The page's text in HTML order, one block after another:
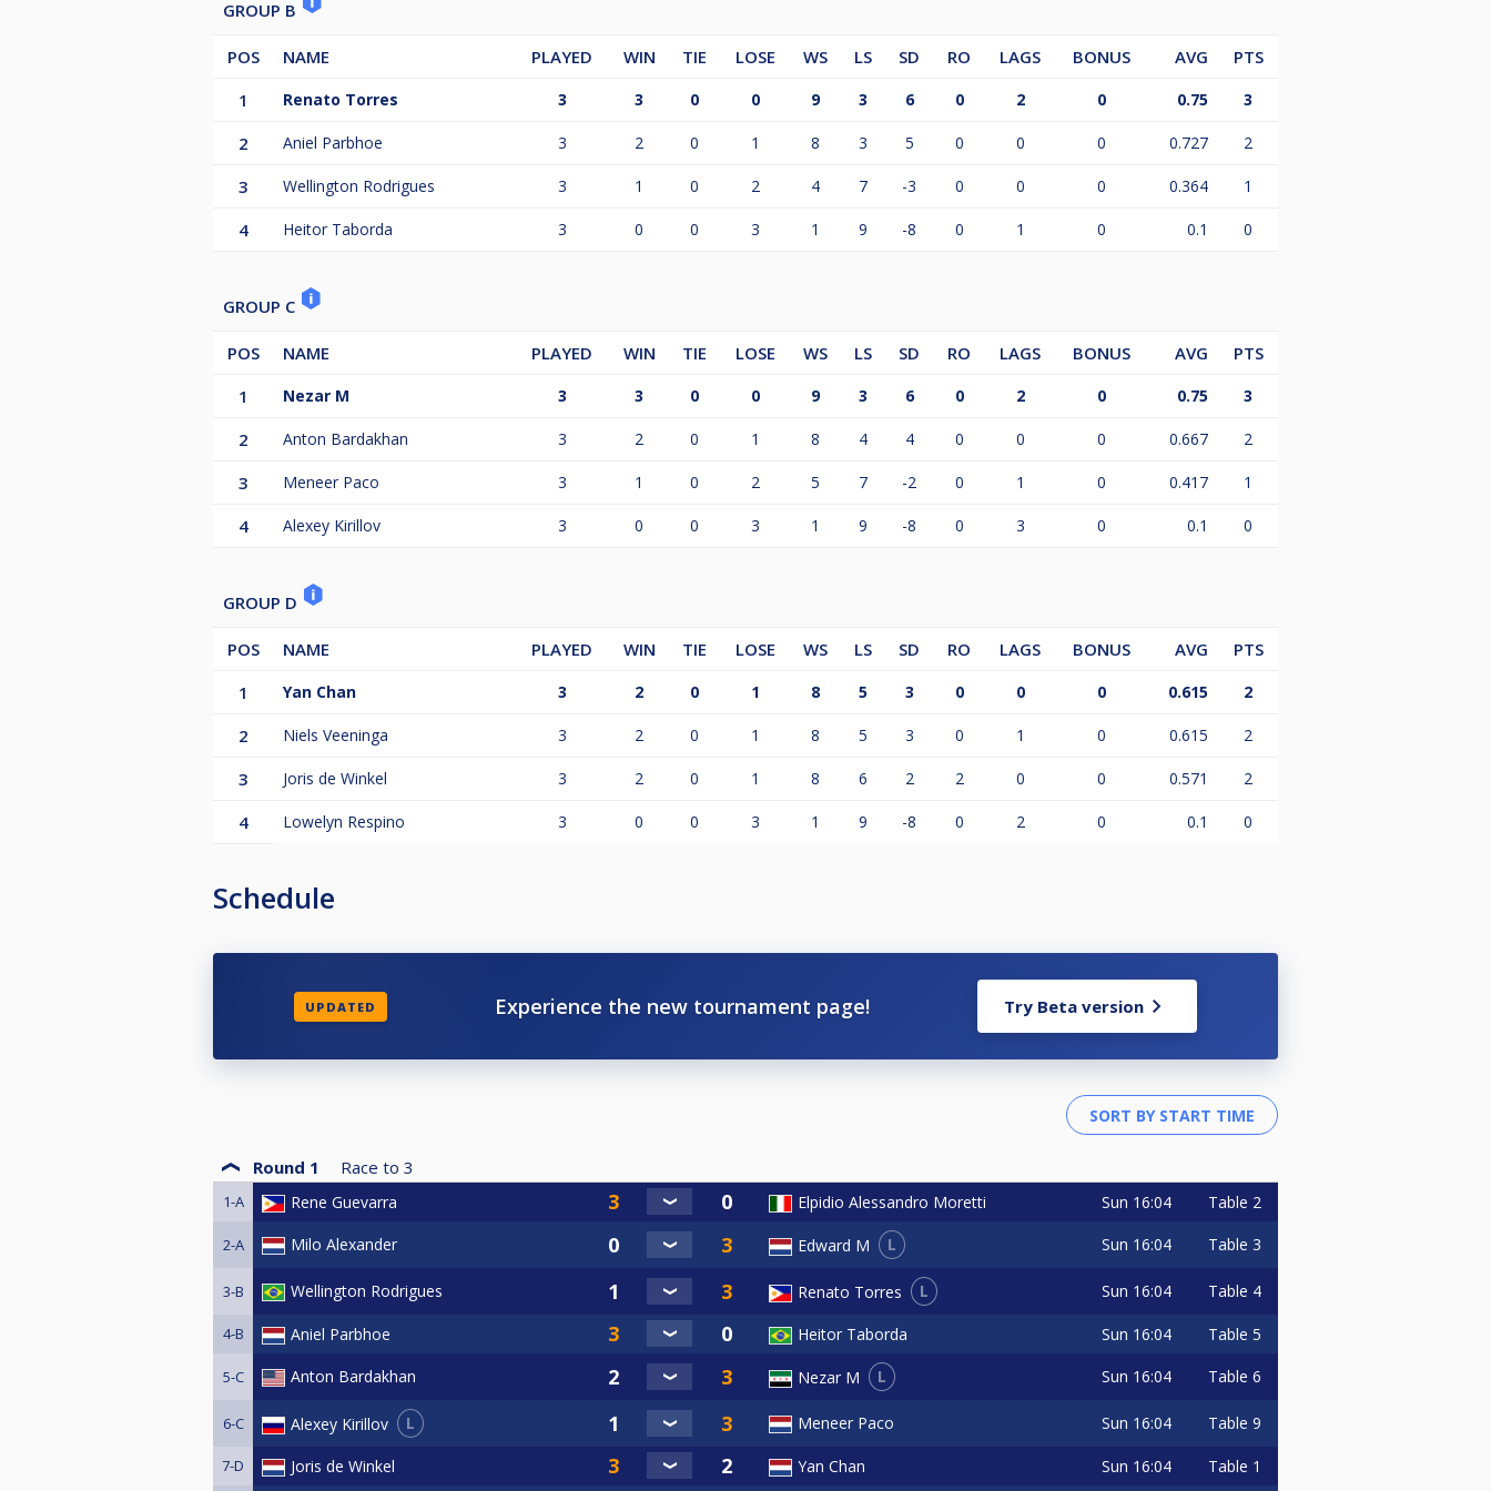
GROUP B
POS NAME PLAYED WIN TIE LOSE WS LS SD RO LAGS BONUS AVG
PTS
1
Renato Torres 3 3 0 0 9 3 6 0 2 0 0.75 3
2 Aniel Parbhoe 3 2 0 1 8 3 5 0 0 0 0.727 2
3 Wellington Rodrigues 3 1 0 2 4 7 -3 0 0 0 0.364 1
4 Heitor Taborda 3 0 0 3 1 9 -8 0 1 0 0.1 0
GROUP C
POS NAME PLAYED WIN TIE LOSE WS LS SD RO LAGS BONUS AVG
PTS
1
Nezar M 3 3 0 0 9 3 6 0 2 0 0.75 3
2 Anton Bardakhan 3 2 0 1 8 4 4 0 0 0 0.667 2
3 Meneer Paco 3 1 0 2 5 7 -2 0 1 0 0.417 1
4 Alexey Kirillov 3 0 0 3 1 9 -8 0 3 0 0.1 0
GROUP D
POS NAME PLAYED WIN TIE LOSE WS LS SD RO LAGS BONUS AVG
PTS
1
Yan Chan 3 2 0 1 8 5 3 0 0 0 0.615 2
2 Niels Veeninga 3 2 0 1 8 5 3 0 1 0 0.615 2
3 Joris de Winkel 3 2 0 1 8 6 2 2 0 0 0.571 2
4 Lowelyn Respino 3 0 0 3 1 9 -8 0 2 0 0.1 0
Schedule
UPDATED Experience the new tournament page! Try Beta version
Round 1 Race to 3
1-A Rene Guevarra Elpidio Alessandro Moretti Sun 16:04 Table 2
2-A Milo Alexander Edward M L Sun 16:04 Table 3
3-B Wellington Rodrigues Renato Torres L Sun 16:04 Table 4
4-B Aniel Parbhoe Heitor Taborda Sun 16:04 Table 5
5-C Anton Bardakhan Nezar M L Sun 16:04 Table 6
6-C Alexey Kirillov L Meneer Paco Sun 16:04 Table 9
7-D Joris de Winkel Yan Chan Sun 16:04 Table 1